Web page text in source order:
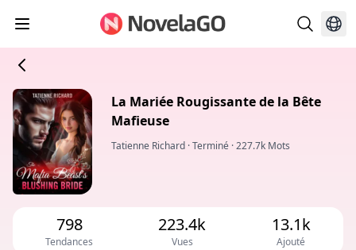
La Mariée Rougissante de la Bête
Mafieuse
Tatienne Richard ·Terminé ·227.7k Mots
798
Tendances
223.4k
Vues
13.1k
Ajouté